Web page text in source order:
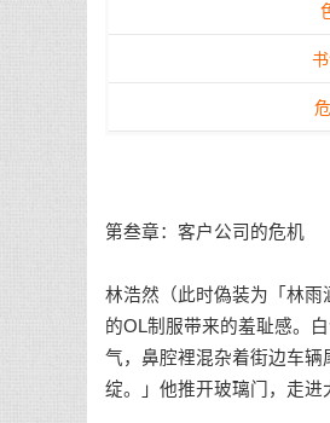
第叁章：客户公司的危机
林浩然（此时偽装为「林
的OL制服带来的羞耻感。
气，鼻腔裡混杂着街边车
绽。」他推开玻璃门，走进